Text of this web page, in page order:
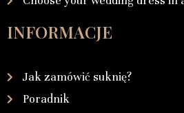
INFORMACJE
Jak zamówić suknię?
Poradnik